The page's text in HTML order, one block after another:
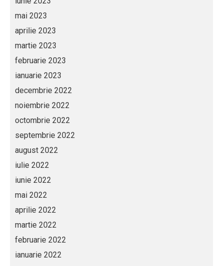
mai 2023
aprilie 2023
martie 2023
februarie 2023
ianuarie 2023
decembrie 2022
noiembrie 2022
octombrie 2022
septembrie 2022
august 2022
iulie 2022
iunie 2022
mai 2022
aprilie 2022
martie 2022
februarie 2022
ianuarie 2022